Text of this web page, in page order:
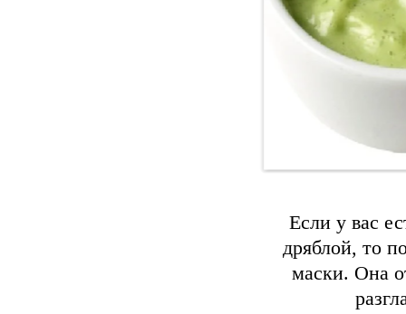
Если у вас
дряблой, то
маски. Она